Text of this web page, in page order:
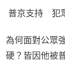
普京支持　犯
為何面對公眾
硬？皆因他被